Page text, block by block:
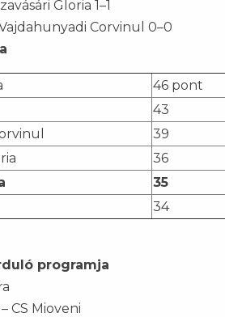
Gloria 1–1
Corvinul 0–0
46 pont
43
39
36
35
34
programja
– CS Mioveni